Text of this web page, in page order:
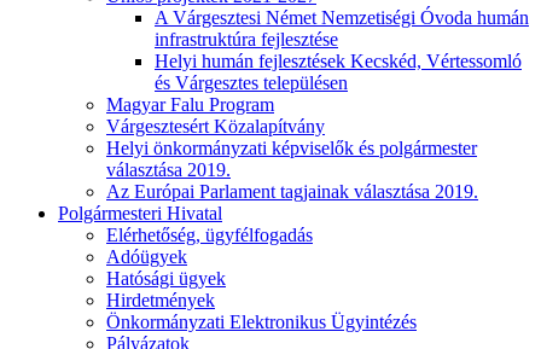
A Várgesztesi Német Nemzetiségi Óvoda humán
infrastruktúra fejlesztése
Helyi humán fejlesztések Kecskéd, Vértessomló
és Várgesztes településen
Magyar Falu Program
Várgesztesért Közalapítvány
Helyi önkormányzati képviselők és polgármester
választása 2019.
Az Európai Parlament tagjainak választása 2019.
Polgármesteri Hivatal
Elérhetőség, ügyfélfogadás
Adóügyek
Hatósági ügyek
Hirdetmények
Önkormányzati Elektronikus Ügyintézés
Pályázatok